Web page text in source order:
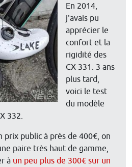
En 2014,
j'avais pu
apprécier le
confort et la
rigidité des
CX 331. 3 ans
plus tard,
voici le test
du modèle
332.
prix public à près de 400€, on
paire très haut de gamme,
à un peu plus de 300€ sur un